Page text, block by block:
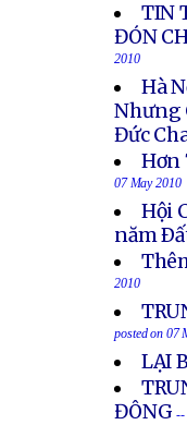
TIN
ĐÓN
2010
Hà
Nhưng
Đức
Hơn
07 May 2010
Hội
năm
2010
posted on 07
LẠI
ĐÔNG --